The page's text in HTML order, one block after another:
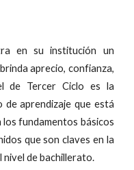
en su institución un
aprecio, confianza,
de Tercer Ciclo es la
de aprendizaje que está
fundamentos básicos
que son claves en la
nivel de bachillerato.